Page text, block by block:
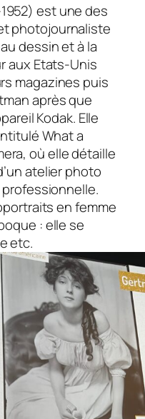
est une des
photojournaliste
dessin et à la
aux Etats-Unis
magazines puis
après que
Kodak. Elle
What a
où elle détaille
atelier photo
en femme
: elle se
etc.